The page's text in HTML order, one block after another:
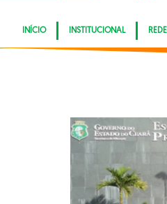
INÍCIO INSTITUCIONAL